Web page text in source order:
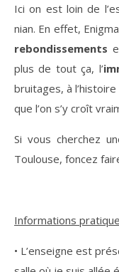
Ici on est loin de
nian. En effet,
rebondissements
plus de tout ça, l’
bruitages, à
que l’on s’y croît
Si vous cherchez
Toulouse, foncez
Informations
• L’enseigne est